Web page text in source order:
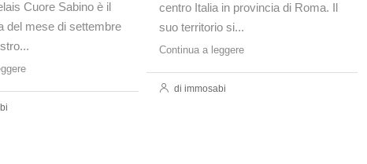
Cuore Sabino è il
del mese di settembre
centro Italia in provincia di Roma. Il
suo territorio si...
Continua a leggere
di immosabi